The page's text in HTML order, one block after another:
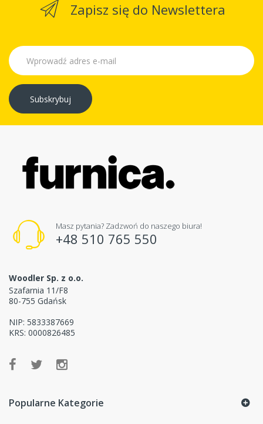
Zapisz się do Newslettera
Subskrybuj
Masz pytania? Zadzwoń do naszego biura!
+48 510 765 550
Woodler Sp. z o.o.
Szafarnia 11/F8
80-755 Gdańsk
NIP: 5833387669
KRS: 0000826485
Popularne Kategorie